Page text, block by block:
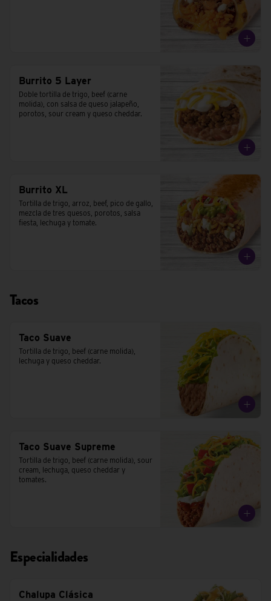
Burrito 5 Layer
Doble tortilla de trigo, beef (carne
molida), con salsa de queso jalapeño,
porotos, sour cream y queso cheddar.
Burrito XL
Tortilla de trigo, arroz, beef, pico de gallo,
mezcla de tres quesos, porotos, salsa
fiesta, lechuga y tomate.
Tacos
Taco Suave
Tortilla de trigo, beef (carne molida),
lechuga y queso cheddar.
Taco Suave Supreme
Tortilla de trigo, beef (carne molida), sour
cream, lechuga, queso cheddar y
tomates.
Especialidades
Chalupa Clásica